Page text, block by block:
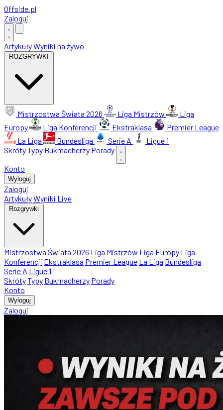
Offside.pl
Zaloguj
ArtykułyWyniki na żywo
ROZGRYWKI
Mistrzostwa Świata 2026 Liga Mistrzów
Liga
Europy
Liga Konferencji Ekstraklasa
Premier League
La Liga
Bundesliga Serie A
Ligue 1
SkrótyTypy Bukmacherzy Porady
Konto
Wyloguj
Zaloguj
ArtykułyWyniki Live
Rozgrywki
Mistrzostwa Świata 2026 Liga Mistrzów Liga Europy Liga
Konferencji Ekstraklasa Premier League La Liga Bundesliga
Serie A Ligue 1
SkrótyTypy Bukmacherzy Porady
Konto
Wyloguj
Zaloguj